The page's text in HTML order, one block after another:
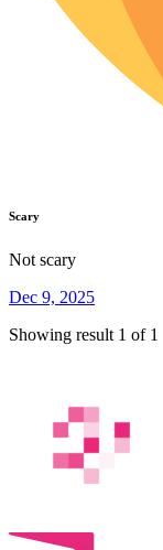
Scary
Not scary
Dec 9, 2025
Showing result 1 of 1